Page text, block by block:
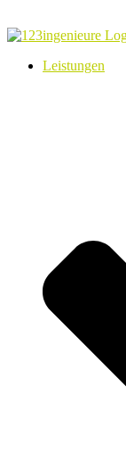
Leistungen